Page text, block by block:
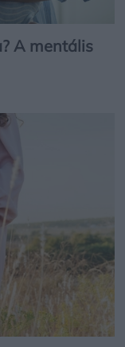
A mentális